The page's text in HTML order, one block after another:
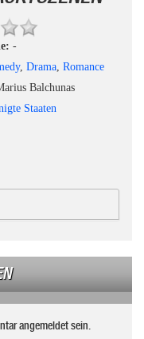
-
, Drama, Romance
Balchunas
Staaten
angemeldet sein.